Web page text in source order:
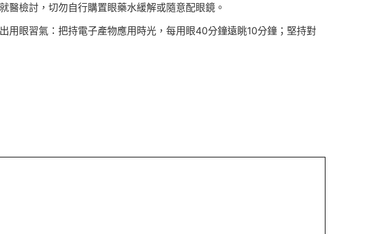
醫檢討，切勿自行購置眼藥水緩解或隨意配眼鏡。
用眼習氣：把持電子產物應用時光，每用眼40分鐘遠眺10分鐘；堅持對